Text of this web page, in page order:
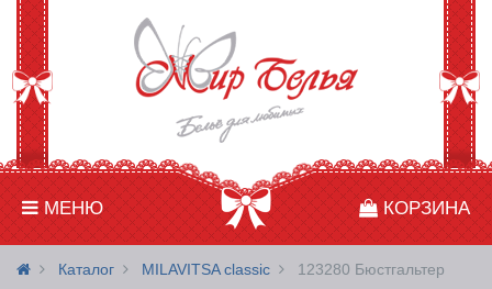
МЕНЮ КОРЗИНА
Каталог MILAVITSA classic 123280 Бюстгальтер